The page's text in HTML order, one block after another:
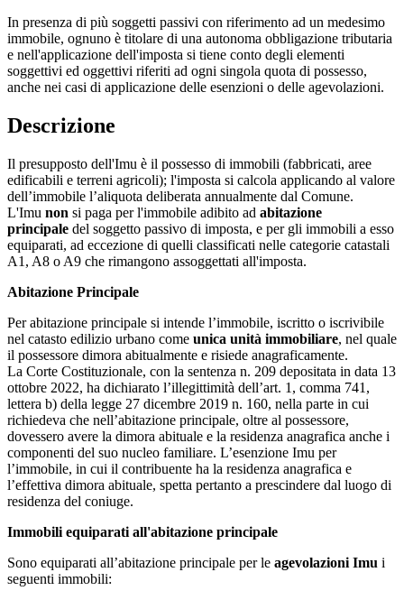
In presenza di più soggetti passivi con riferimento ad un medesimo
immobile, ognuno è titolare di una autonoma obbligazione tributaria
e nell'applicazione dell'imposta si tiene conto degli elementi
soggettivi ed oggettivi riferiti ad ogni singola quota di possesso,
anche nei casi di applicazione delle esenzioni o delle agevolazioni.
Descrizione
Il presupposto dell'Imu è il possesso di immobili (fabbricati, aree
edificabili e terreni agricoli); l'imposta si calcola applicando al valore
dell’immobile l’aliquota deliberata annualmente dal Comune.
L'Imu non si paga per l'immobile adibito ad abitazione
principale del soggetto passivo di imposta, e per gli immobili a esso
equiparati, ad eccezione di quelli classificati nelle categorie catastali
A1, A8 o A9 che rimangono assoggettati all'imposta.
Abitazione Principale
Per abitazione principale si intende l’immobile, iscritto o iscrivibile
nel catasto edilizio urbano come unica unità immobiliare, nel quale
il possessore dimora abitualmente e risiede anagraficamente.
La Corte Costituzionale, con la sentenza n. 209 depositata in data 13
ottobre 2022, ha dichiarato l’illegittimità dell’art. 1, comma 741,
lettera b) della legge 27 dicembre 2019 n. 160, nella parte in cui
richiedeva che nell’abitazione principale, oltre al possessore,
dovessero avere la dimora abituale e la residenza anagrafica anche i
componenti del suo nucleo familiare. L’esenzione Imu per
l’immobile, in cui il contribuente ha la residenza anagrafica e
l’effettiva dimora abituale, spetta pertanto a prescindere dal luogo di
residenza del coniuge.
Immobili equiparati all'abitazione principale
Sono equiparati all’abitazione principale per le agevolazioni Imu i
seguenti immobili: